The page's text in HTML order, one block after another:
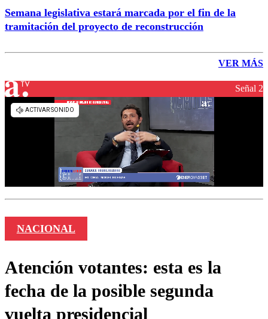
Semana legislativa estará marcada por el fin de la
tramitación del proyecto de reconstrucción
VER MÁS
Señal 2
NACIONAL
Atención votantes: esta es la
fecha de la posible segunda
vuelta presidencial